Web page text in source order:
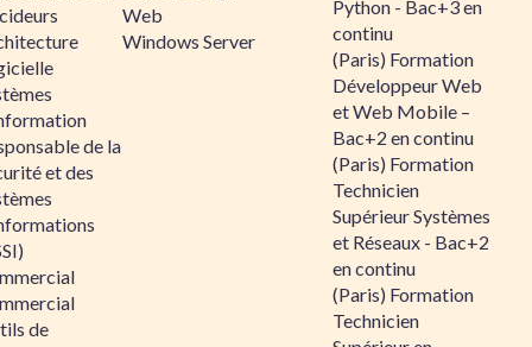
de la
et des
de
Web
Windows Server
Python - Bac+3 en
continu
(Paris) Formation
Développeur Web
et Web Mobile –
Bac+2 en continu
(Paris) Formation
Technicien
Supérieur Systèmes
et Réseaux - Bac+2
en continu
(Paris) Formation
Technicien